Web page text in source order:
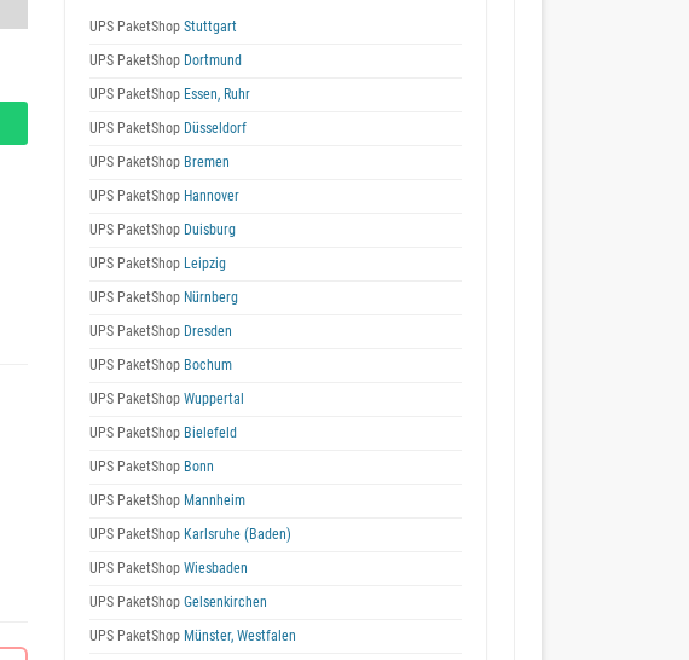
UPS PaketShop Stuttgart
UPS PaketShop Dortmund
UPS PaketShop Essen, Ruhr
UPS PaketShop Düsseldorf
UPS PaketShop Bremen
UPS PaketShop Hannover
UPS PaketShop Duisburg
UPS PaketShop Leipzig
UPS PaketShop Nürnberg
UPS PaketShop Dresden
UPS PaketShop Bochum
UPS PaketShop Wuppertal
UPS PaketShop Bielefeld
UPS PaketShop Bonn
UPS PaketShop Mannheim
UPS PaketShop Karlsruhe (Baden)
UPS PaketShop Wiesbaden
UPS PaketShop Gelsenkirchen
UPS PaketShop Münster, Westfalen